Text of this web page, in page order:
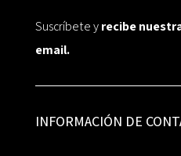
Suscríbete yrecibe
email.
INFORMACIÓN DE